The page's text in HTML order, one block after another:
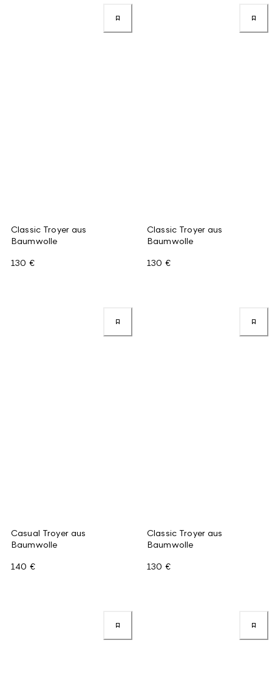
Classic Troyer aus
Baumwolle
130 €
Classic Troyer aus
Baumwolle
130 €
Casual Troyer aus
Baumwolle
140 €
Classic Troyer aus
Baumwolle
130 €